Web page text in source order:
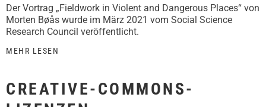
Der Vortrag „Fieldwork in Violent and Dangerous Places“ von
Morten Bøås wurde im März 2021 vom Social Science
Research Council veröffentlicht.
MEHR LESEN
CREATIVE-COMMONS-